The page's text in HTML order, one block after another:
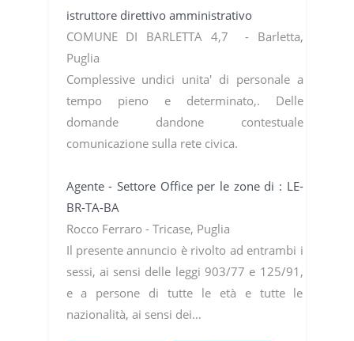
istruttore direttivo amministrativo
COMUNE DI BARLETTA 4,7 - Barletta,
Puglia
Complessive undici unita' di personale a
tempo pieno e determinato,. Delle
domande dandone contestuale
comunicazione sulla rete civica.
Agente - Settore Office per le zone di : LE-
BR-TA-BA
Rocco Ferraro - Tricase, Puglia
Il presente annuncio è rivolto ad entrambi i
sessi, ai sensi delle leggi 903/77 e 125/91,
e a persone di tutte le età e tutte le
nazionalità, ai sensi dei…